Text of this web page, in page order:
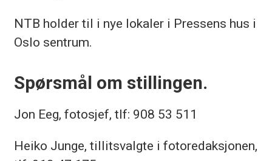
NTB holder til i nye lokaler i Pressens hus i
Oslo sentrum.
Spørsmål om stillingen.
Jon Eeg, fotosjef, tlf: 908 53 511
Heiko Junge, tillitsvalgte i fotoredaksjonen,